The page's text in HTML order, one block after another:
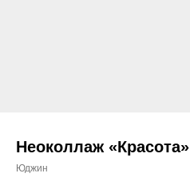
Неоколлаж «Красота»
Юджин